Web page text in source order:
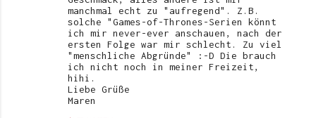
manchmal echt zu "aufregend". Z.B.
solche "Games-of-Thrones-Serien könnt
ich mir never-ever anschauen, nach der
ersten Folge war mir schlecht. Zu viel
"menschliche Abgründe" :-D Die brauch
ich nicht noch in meiner Freizeit,
hihi.
Liebe Grüße
Maren